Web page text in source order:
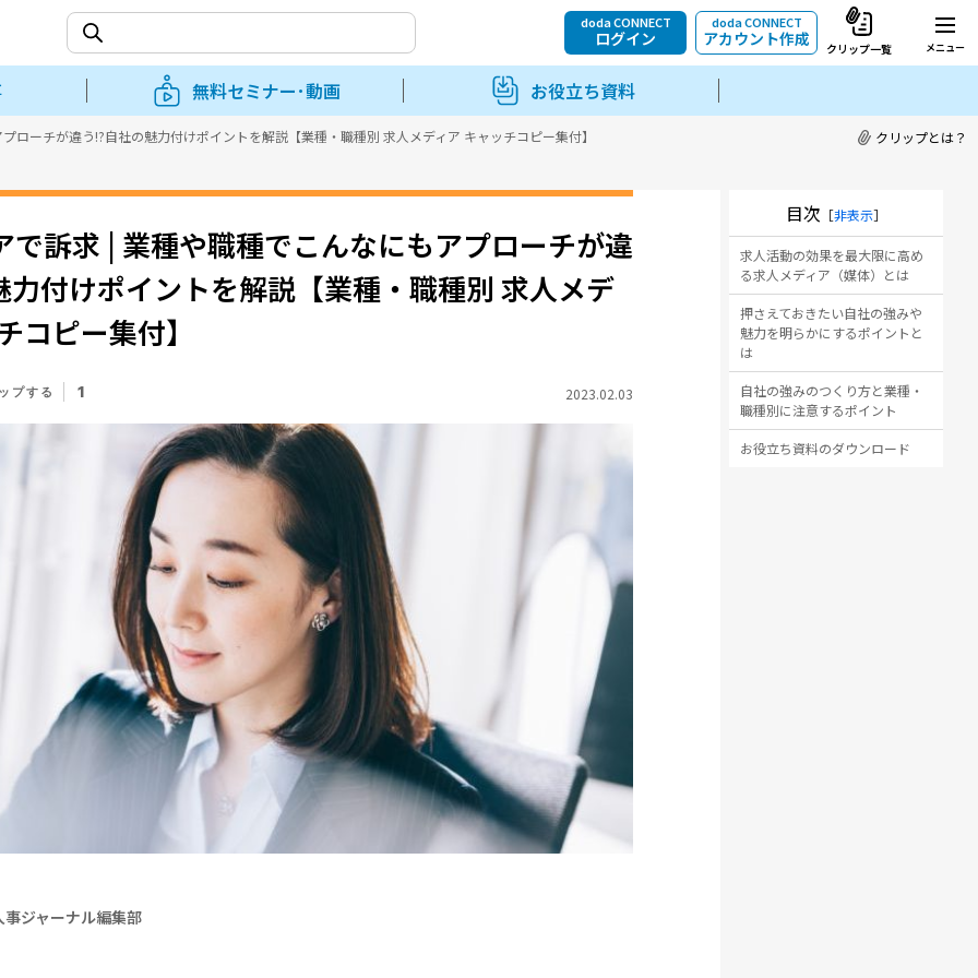
doda CONNECT
ログイン
doda CONNECT
アカウント作成 クリップ一覧 メニュー
無料セミナー･動画 お役立ち資料
クリップとは？
ローチが違う!?自社の魅力付けポイントを解説【業種・職種別 求人メディア キャッチコピー集付】
で訴求 | 業種や職種でこんなにもアプローチが違
力付けポイントを解説【業種・職種別 求人メデ
コピー集付】
プする 1 2023.02.03
ジャーナル編集部
目次 ［非表示］
求人活動の効果を最大限に高め
る求人メディア（媒体）とは
押さえておきたい自社の強みや
魅力を明らかにするポイントと
は
自社の強みのつくり方と業種・
職種別に注意するポイント
お役立ち資料のダウンロード